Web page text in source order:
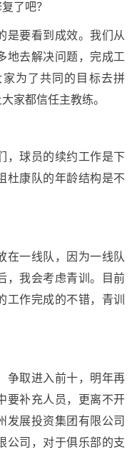
了吧？
是要看到成效。我们从
地去解决问题，完成工
为了共同的目标去拼
家都信任主教练。
，球员的续约工作是下
杜康队的年龄结构是不
在一线队，因为一线队
，我会考虑青训。目前
作完成的不错，青训
争取进入前十，明年再
要补充人员，更离不开
发展投资集团有限公司
公司，对于俱乐部的支